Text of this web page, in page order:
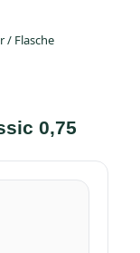
/ Flasche
0,75